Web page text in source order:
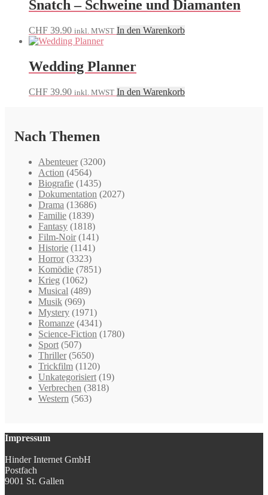
Snatch – Schweine und Diamanten
CHF 39.90 inkl. MWST In den Warenkorb
Wedding Planner
CHF 39.90 inkl. MWST In den Warenkorb
Nach Themen
Abenteuer (3200)
Action (4564)
Biografie (1435)
Dokumentation (2027)
Drama (13686)
Familie (1839)
Fantasy (1818)
Film-Noir (141)
Historie (1141)
Horror (3323)
Komödie (7851)
Krieg (1062)
Musical (489)
Musik (969)
Mystery (1971)
Romanze (4341)
Science-Fiction (1780)
Sport (507)
Thriller (5650)
Trickfilm (1120)
Unkategorisiert (19)
Verbrechen (3818)
Western (563)
Impressum
Hinder Internet GmbH
Postfach
9001 St. Gallen